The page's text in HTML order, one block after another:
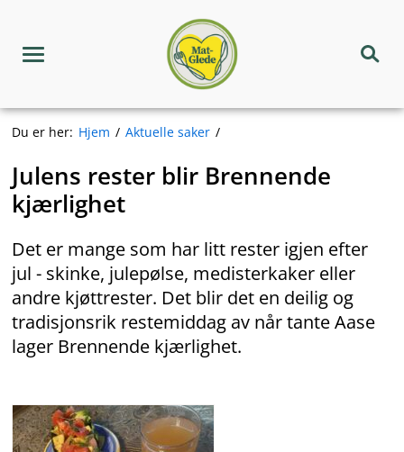
innholdMeny
Matgledekorpset
Søk
Du er her: Hjem Aktuelle saker
Julens rester blir Brennende
kjærlighet
Det er mange som har litt rester igjen efter
jul - skinke, julepølse, medisterkaker eller
andre kjøttrester. Det blir det en deilig og
tradisjonsrik restemiddag av når tante Aase
lager Brennende kjærlighet.